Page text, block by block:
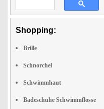
Shopping:
Brille
Schnorchel
Schwimmhaut
Badeschuhe Schwimmflosse